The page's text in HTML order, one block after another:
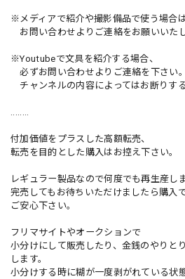
※メディアで紹介や撮影備品で使う場合
お問い合わせよりご連絡をお願いいたし
※Youtubeで文具を紹介する場合、
必ずお問い合わせよりご連絡を下さい。
チャンネルの内容によってはお断りす
付加価値をプラスした高額転売、
転売を目的とした購入はお控え下さい。
レギュラー製品なので何度でも再生産しま
完売してもお待ちいただけましたら購入で
ご安心下さい。
フリマサイトやオークションで
小分けにして販売したり、金銭のやりと
します。
小分けする時に糊が一度剥がれている状